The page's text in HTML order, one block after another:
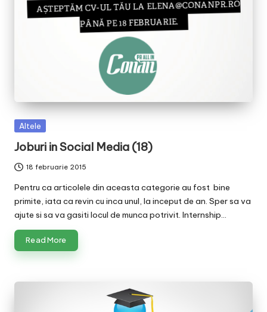
Posted
Altele
Joburi in Social Media (18)
18 februarie 2015
Pentru ca articolele din aceasta categorie au fost bine
primite, iata ca revin cu inca unul, la inceput de an. Sper sa va
ajute si sa va gasiti locul de munca potrivit. Internship…
Read More